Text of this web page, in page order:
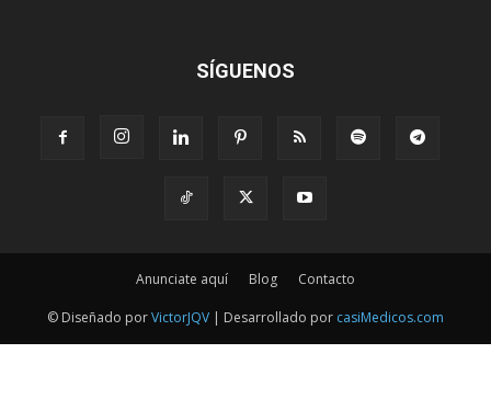
SÍGUENOS
Anunciate aquí Blog Contacto
© Diseñado porVictorJQV | Desarrollado por casiMedicos.com